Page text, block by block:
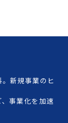
新規事業のヒ
事業化を加速